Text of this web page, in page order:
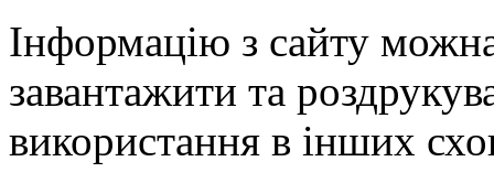
Інформацію з сайту
завантажити та
використання в інших